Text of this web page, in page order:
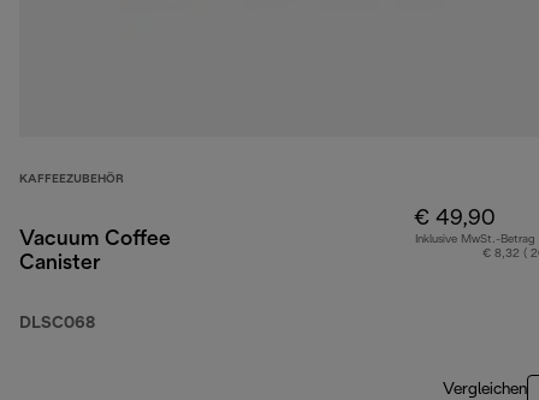
KAFFEEZUBEHÖR
Vacuum Coffee
Canister
DLSC068
€ 49,90
Inklusive MwSt.-Betrag
€ 8,32 (
Vergleichen